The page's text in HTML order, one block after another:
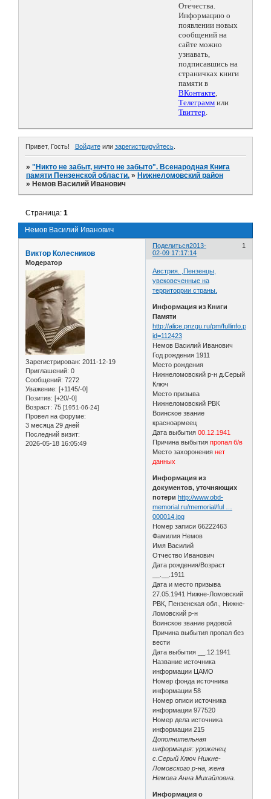
Отечества.
Информацию о
появлении новых
сообщений на
сайте можно
узнавать,
подписавшись на
страничках книги
памяти в
ВКонтакте,
Телеграмм или
Твиттер.
Привет, Гость! Войдитеили зарегистрируйтесь.
»"Никто не забыт, ничто не забыто". Всенародная Книга
памяти Пензенской области. » Нижнеломовский район
» Немов Василий Иванович
Немов Василий Иванович
Страница:1
Поделиться 1
2013-
02-09 17:17:14
Виктор Колесников
Модератор
Зарегистрирован: 2011-12-19
Приглашений: 0
Сообщений: 7272
Уважение: [+1145/-0]
Позитив: [+20/-0]
Возраст: 75 [1951-06-24]
Провел на форуме:
3 месяца 29 дней
Последний визит:
2026-05-18 16:05:49
Австрия. ,Пензенцы,
увековеченные на
территоррии страны.
Информация из Книги
Памяти
http://alice.pnzgu.ru/pm/fullinfo.php?
id=112423
Немов Василий Иванович
Год рождения 1911
Место рождения
Нижнеломовский р-н д.Серый
Ключ
Место призыва
Нижнеломовский РВК
Воинское звание
красноармеец
Дата выбытия00.12.1941
Причина выбытияпропал б/в
Место захоронениянет
данных
Информация из
документов, уточняющих
потери http://www.obd-
memorial.ru/memorial/ful …
000014.jpg
Номер записи 66222463
Фамилия Немов
Имя Василий
Отчество Иванович
Дата рождения/Возраст
__.__.1911
Дата и место призыва
27.05.1941 Нижне-Ломовский
РВК, Пензенская обл., Нижне-
Ломовский р-н
Воинское звание рядовой
Причина выбытия пропал без
вести
Дата выбытия __.12.1941
Название источника
информации ЦАМО
Номер фонда источника
информации 58
Номер описи источника
информации 977520
Номер дела источника
информации 215
Дополнительная
информация: уроженец
с.Серый Ключ Нижне-
Ломовского р-на, жена
Немова Анна Михайловна.
Информация о